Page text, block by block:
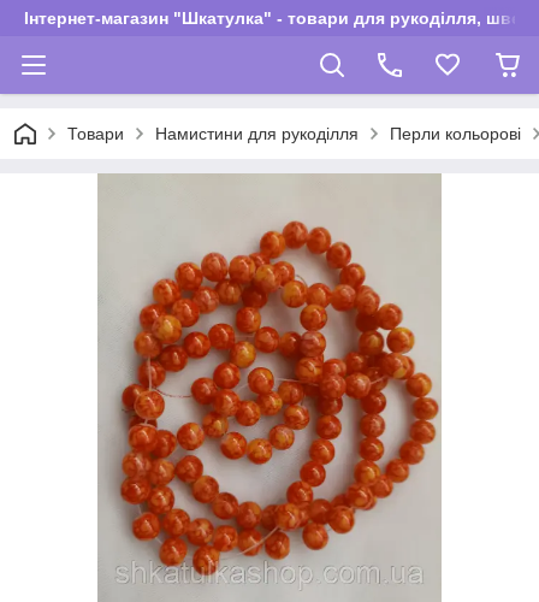
Інтернет-магазин "Шкатулка" - товари для рукоділля,
Товари Намистини для рукоділля Перли кольорові